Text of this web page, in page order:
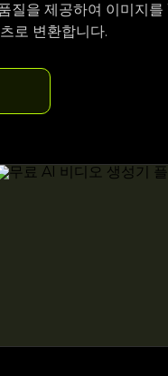
질을 제공하여 이미지
로 변환합니다.